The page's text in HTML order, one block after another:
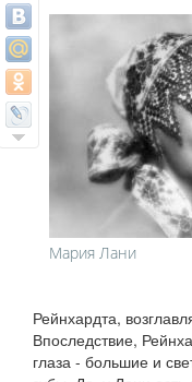
Мария Лани
Рейнхардта,
Впоследствие,
глаза - большие и